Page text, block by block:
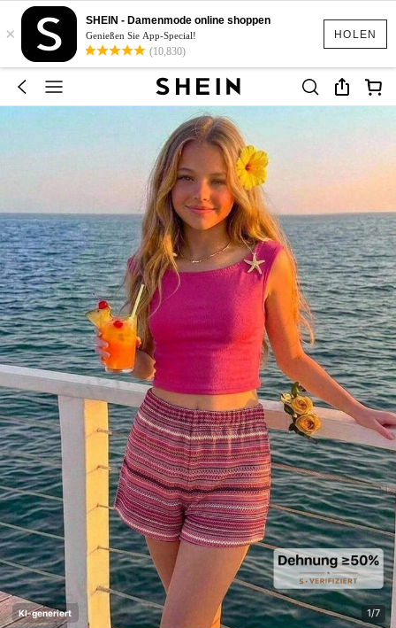
HOLEN
×
SHEIN - Damenmode online shoppen
Genießen Sie App-Special!
(10,830)
KI-generiert 1/7